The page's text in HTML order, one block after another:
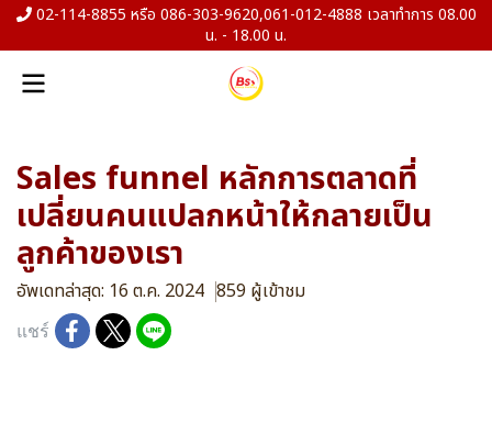
02-114-8855 หรือ 086-303-9620,061-012-4888 เวลาทำการ 08.00
น. - 18.00 น.
Sales funnel หลักการตลาดที่
เปลี่ยนคนแปลกหน้าให้กลายเป็น
ลูกค้าของเรา
อัพเดทล่าสุด: 16 ต.ค. 2024 859 ผู้เข้าชม
แชร์